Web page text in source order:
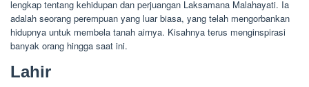
lengkap tentang kehidupan dan perjuangan Laksamana Malahayati. Ia
adalah seorang perempuan yang luar biasa, yang telah mengorbankan
hidupnya untuk membela tanah airnya. Kisahnya terus menginspirasi
banyak orang hingga saat ini.
Lahir